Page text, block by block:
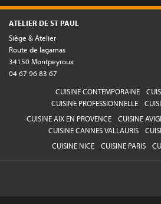
ATELIER DE ST PAUL
Siège & Atelier
Route de lagamas
34150 Montpeyroux
04 67 96 83 67
CUISINE CONTEMPORAINE
CUISINE PROFESSIONNELLE
CUISINE AIX EN PROVENCE
CUISINE
CUISINE CANNES VALLAURIS
CUISINE NICE
CUISINE PARIS